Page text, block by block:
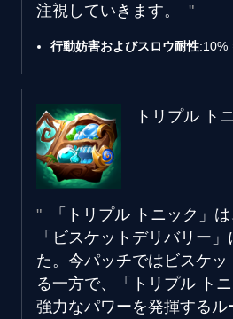
注視していきます。
行動妨害およびスロウ耐性
トリプル ト
「トリプル トニック」
「ビスケットデリバリー
た。今パッチではビスケ
る一方で、「トリプル ト
強力なパワーを発揮するル